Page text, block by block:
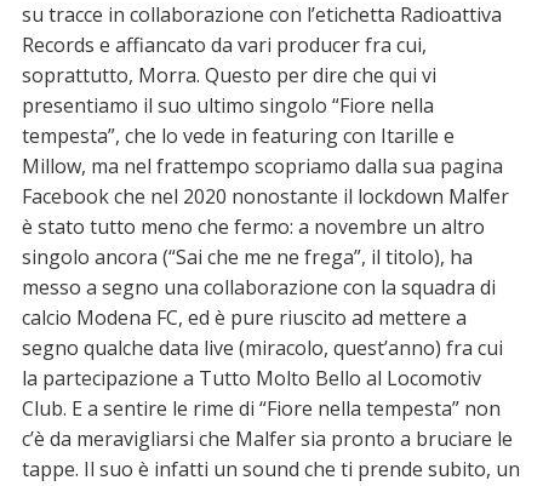
su tracce in collaborazione con l’etichetta Radioattiva
Records e affiancato da vari producer fra cui,
soprattutto, Morra. Questo per dire che qui vi
presentiamo il suo ultimo singolo “Fiore nella
tempesta”, che lo vede in featuring con Itarille e
Millow, ma nel frattempo scopriamo dalla sua pagina
Facebook che nel 2020 nonostante il lockdown Malfer
è stato tutto meno che fermo: a novembre un altro
singolo ancora (“Sai che me ne frega”, il titolo), ha
messo a segno una collaborazione con la squadra di
calcio Modena FC, ed è pure riuscito ad mettere a
segno qualche data live (miracolo, quest’anno) fra cui
la partecipazione a Tutto Molto Bello al Locomotiv
Club. E a sentire le rime di “Fiore nella tempesta” non
c’è da meravigliarsi che Malfer sia pronto a bruciare le
tappe. Il suo è infatti un sound che ti prende subito, un